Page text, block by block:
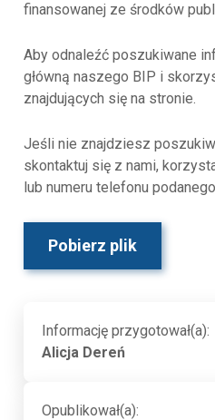
finansowanej ze środków
Aby odnaleźć poszukiwane
główną naszego BIP i
znajdujących się na stronie.
Jeśli nie znajdziesz
skontaktuj się z nami,
lub numeru telefonu
Pobierz plik
Informację przygotował(a):
Alicja Dereń
Opublikował(a):